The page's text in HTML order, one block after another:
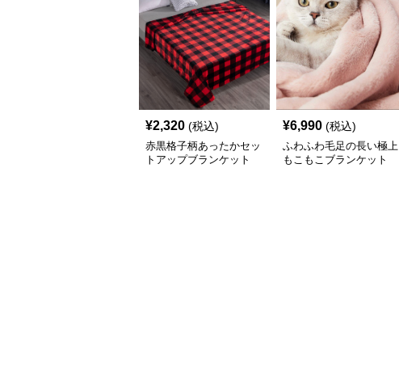
¥2,320 (税込)
赤黒格子柄あったかセッ
トアップブランケット
¥6,990 (税込)
ふわふわ毛足の長い極上
もこもこブランケット